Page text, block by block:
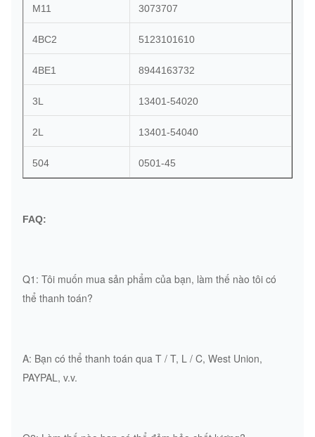
M11 3073707
4BC2 5123101610
4BE1 8944163732
3L 13401-54020
2L 13401-54040
504 0501-45
FAQ:
Q1: Tôi muốn mua sản phẩm của bạn, làm thế nào tôi có
thể thanh toán?
A: Bạn có thể thanh toán qua T / T, L / C, West Union,
PAYPAL, v.v.